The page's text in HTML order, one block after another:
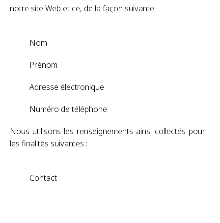
notre site Web et ce, de la façon suivante:
Nom
Prénom
Adresse électronique
Numéro de téléphone
Nous utilisons les renseignements ainsi collectés pour
les finalités suivantes :
Contact